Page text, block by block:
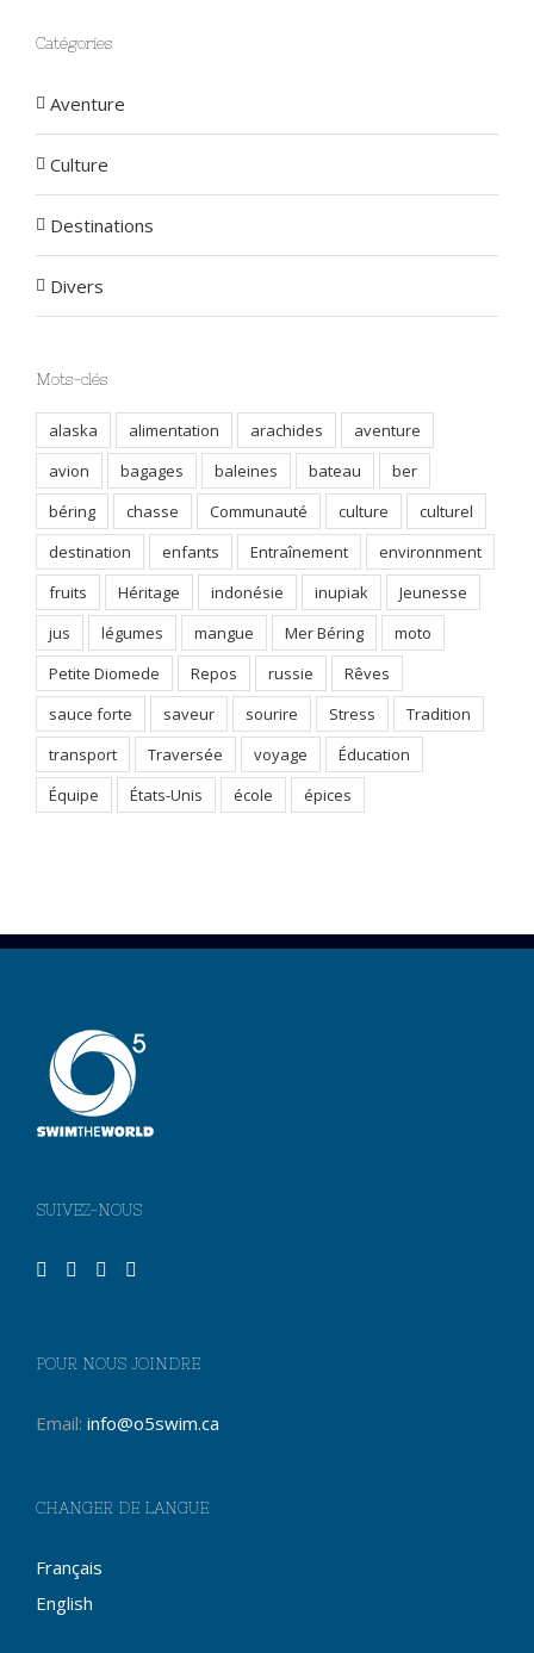
Catégories
Aventure
Culture
Destinations
Divers
Mots-clés
alaska alimentation arachides
aventure
avion
bagages baleines bateau
ber
béring
chasse Communauté culture
culturel
destination
enfants Entraînement
environnment
fruits
Héritage indonésie inupiak
Jeunesse
jus
légumes mangue Mer Béring
moto
Petite Diomede
Repos russie
Rêves
sauce forte
saveur sourire Stress
Tradition
transport
Traversée voyage
Éducation
Équipe
États-Unis école épices
SUIVEZ-NOUS
POUR NOUS JOINDRE
Email: info@o5swim.ca
CHANGER DE LANGUE
Français
English